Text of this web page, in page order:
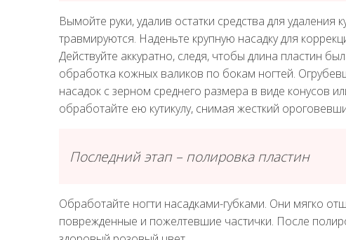
Вымойте руки, удалив остатки средства для
травмируются. Наденьте крупную насадку для
Действуйте аккуратно, следя, чтобы длина пластин
обработка кожных валиков по бокам ногтей.
насадок с зерном среднего размера в виде конусов
обработайте ею кутикулу, снимая жесткий
Последний этап – полировка пластин
Обработайте ногти насадками-губками. Они мягко
поврежденные и пожелтевшие частички. После